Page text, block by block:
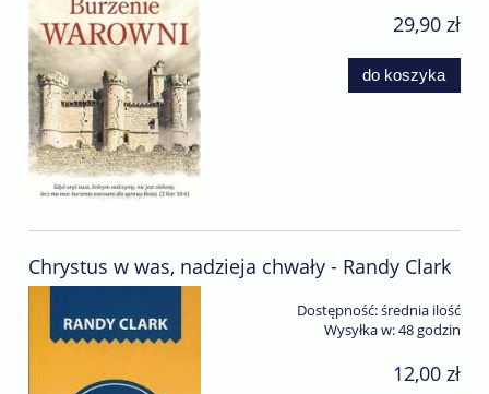
29,90 zł
do koszyka
Chrystus w was, nadzieja chwały - Randy Clark
Dostępność:średnia ilość
Wysyłka w:48 godzin
12,00 zł